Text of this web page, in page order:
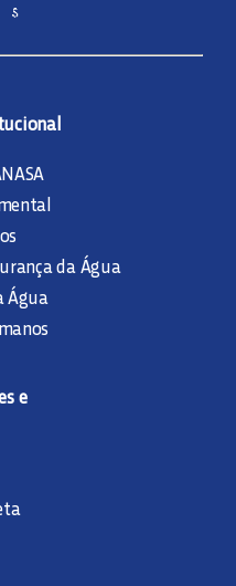
da Água
Água
e